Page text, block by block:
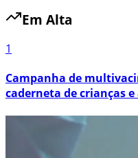
Em Alta
1
Campanha de
caderneta de crianças